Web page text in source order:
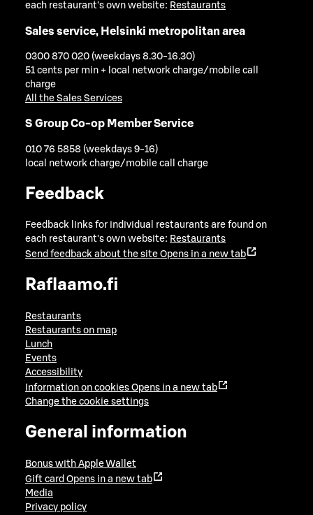
each restaurant's own website: Restaurants
Sales service, Helsinki metropolitan area
0300 870 020 (weekdays 8.30-16.30)
51 cents per min + local network charge/mobile call
charge
All the Sales Services
S Group Co-op Member Service
010 76 5858 (weekdays 9-16)
local network charge/mobile call charge
Feedback
Feedback links for individual restaurants are found on
each restaurant's own website: Restaurants
Send feedback about the site Opens in a new tab
Raflaamo.fi
Restaurants
Restaurants on map
Lunch
Events
Accessibility
Information on cookies Opens in a new tab
Change the cookie settings
General information
Bonus with Apple Wallet
Gift card Opens in a new tab
Media
Privacy policy